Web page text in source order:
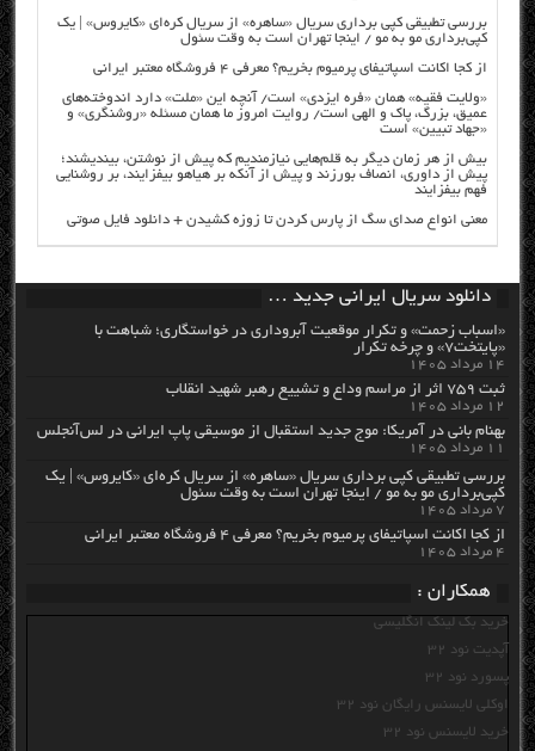
بررسی تطبیقی کپی برداری سریال «ساهره» از سریال کره‌ای «کایروس» | یک
کپی‌برداری مو به مو / اینجا تهران است به وقت سئول
از کجا اکانت اسپاتیفای پرمیوم بخریم؟ معرفی ۴ فروشگاه معتبر ایرانی
«ولایت فقیه» همان «فره ایزدی» است/ آنچه این «ملت» دارد اندوخته‌های
عمیق، بزرگ، پاک و الهی است/ روایت امروز ما همان مسئله «روشنگری» و
«جهاد تبیین» است
بیش از هر زمان دیگر به قلم‌هایی نیازمندیم که پیش از نوشتن، بیندیشند؛
پیش از داوری، انصاف بورزند و پیش از آنکه بر هیاهو بیفزایند، بر روشنایی
فهم بیفزایند
معنی انواع صدای سگ از پارس کردن تا زوزه کشیدن + دانلود فایل صوتی
دانلود سریال ایرانی جدید …
«اسباب زحمت» و تکرار موقعیت آبروداری در خواستگاری؛ شباهت با
«پایتخت۷» و چرخه تکرار
۱۴ مرداد ۱۴۰۵
ثبت ۷۵۹ اثر از مراسم وداع و تشییع رهبر شهید انقلاب
۱۲ مرداد ۱۴۰۵
بهنام بانی در آمریکا: موج جدید استقبال از موسیقی پاپ ایرانی در لس‌آنجلس
۱۱ مرداد ۱۴۰۵
بررسی تطبیقی کپی برداری سریال «ساهره» از سریال کره‌ای «کایروس» | یک
کپی‌برداری مو به مو / اینجا تهران است به وقت سئول
۷ مرداد ۱۴۰۵
از کجا اکانت اسپاتیفای پرمیوم بخریم؟ معرفی ۴ فروشگاه معتبر ایرانی
۴ مرداد ۱۴۰۵
همکاران :
خرید بک لینک انگلیسی
آپدیت نود 32
پسورد نود 32
اوکلی لایسنس رایگان نود 32
خرید لایسنس نود 32